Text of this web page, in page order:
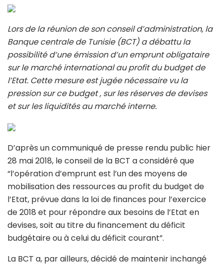
Lors de la réunion de son conseil d’administration, la
Banque centrale de Tunisie (BCT) a débattu la
possibilité d’une émission d’un emprunt obligataire
sur le marché international au profit du budget de
l’Etat. Cette mesure est jugée nécessaire vu la
pression sur ce budget , sur les réserves de devises
et sur les liquidités au marché interne.
D’après un communiqué de presse rendu public hier
28 mai 2018, le conseil de la BCT a considéré que
“l’opération d’emprunt est l’un des moyens de
mobilisation des ressources au profit du budget de
l’Etat, prévue dans la loi de finances pour l’exercice
de 2018 et pour répondre aux besoins de l’Etat en
devises, soit au titre du financement du déficit
budgétaire ou à celui du déficit courant”.
La BCT a, par ailleurs, décidé de maintenir inchangé